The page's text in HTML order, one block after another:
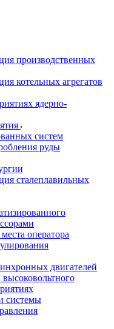
производственных
котельных агрегатов
ядерно-
систем
руды
сталеплавильных
оператора
двигателей
системы